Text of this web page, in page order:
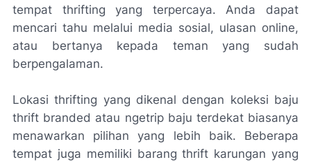
tempat thrifting yang terpercaya. Anda dapat
mencari tahu melalui media sosial, ulasan online,
atau bertanya kepada teman yang sudah
berpengalaman.
Lokasi thrifting yang dikenal dengan koleksi baju
thrift branded atau ngetrip baju terdekat biasanya
menawarkan pilihan yang lebih baik. Beberapa
tempat juga memiliki barang thrift karungan yang